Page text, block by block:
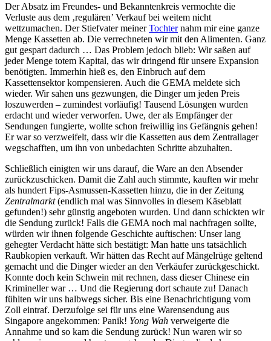
Der Absatz im Freundes- und Bekanntenkreis vermochte die
Verluste aus dem ‚regulären’ Verkauf bei weitem nicht
wettzumachen. Der Stiefvater meinerTochternahm mir eine ganze
Menge Kassetten ab. Die verrechneten wir mit den Alimenten. Ganz
gut gespart dadurch … Das Problem jedoch blieb: Wir saßen auf
jeder Menge totem Kapital, das wir dringend für unsere Expansion
benötigten. Immerhin hieß es, den Einbruch auf dem
Kassettensektor kompensieren. Auch die GEMA meldete sich
wieder. Wir sahen uns gezwungen, die Dinger um jeden Preis
loszuwerden – zumindest vorläufig! Tausend Lösungen wurden
erdacht und wieder verworfen. Uwe, der als Empfänger der
Sendungen fungierte, wollte schon freiwillig ins Gefängnis gehen!
Er war so verzweifelt, dass wir die Kassetten aus dem Zentrallager
wegschafften, um ihn von unbedachten Schritte abzuhalten.
Schließlich einigten wir uns darauf, die Ware an den Absender
zurückzuschicken. Damit die Zahl auch stimmte, kauften wir mehr
als hundert Fips-Asmussen-Kassetten hinzu, die in der Zeitung
Zentralmarkt(endlich mal was Sinnvolles in diesem Käseblatt
gefunden!) sehr günstig angeboten wurden. Und dann schickten wir
die Sendung zurück! Falls die GEMA noch mal nachfragen sollte,
würden wir ihnen folgende Geschichte auftischen: Unser lang
gehegter Verdacht hätte sich bestätigt: Man hatte uns tatsächlich
Raubkopien verkauft. Wir hätten das Recht auf Mängelrüge geltend
gemacht und die Dinger wieder an den Verkäufer zurückgeschickt.
Konnte doch kein Schwein mit rechnen, dass dieser Chinese ein
Krimineller war … Und die Regierung dort schaute zu! Danach
fühlten wir uns halbwegs sicher. Bis eine Benachrichtigung vom
Zoll eintraf. Derzufolge sei für uns eine Warensendung aus
Singapore angekommen: Panik! Yong Wah verweigerte die
Annahme und so kam die Sendung zurück! Nun waren wir so